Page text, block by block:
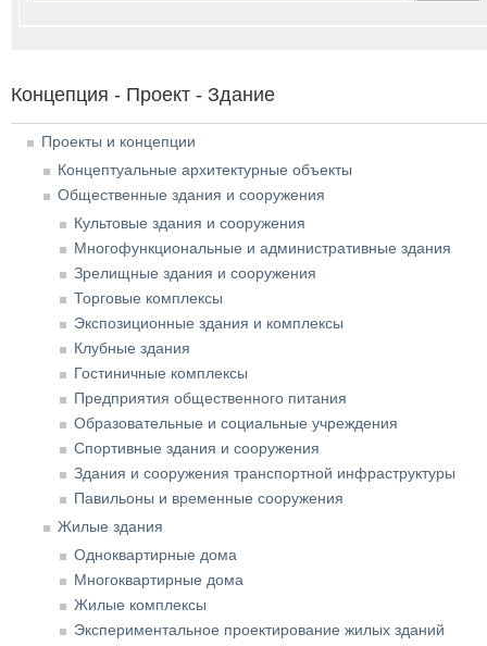
Концепция - Проект - Здание
Проекты и концепции
Концептуальные архитектурные объекты
Общественные здания и сооружения
Культовые здания и сооружения
Многофункциональные и административные здания
Зрелищные здания и сооружения
Торговые комплексы
Экспозиционные здания и комплексы
Клубные здания
Гостиничные комплексы
Предприятия общественного питания
Образовательные и социальные учреждения
Спортивные здания и сооружения
Здания и сооружения транспортной инфраструктуры
Павильоны и временные сооружения
Жилые здания
Одноквартирные дома
Многоквартирные дома
Жилые комплексы
Экспериментальное проектирование жилых зданий